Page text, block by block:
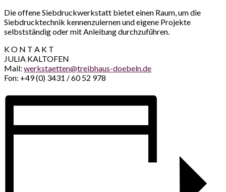
Die offene Siebdruckwerkstatt bietet einen Raum, um die
Siebdrucktechnik kennenzulernen und eigene Projekte
selbstständig oder mit Anleitung durchzuführen.
K O N T A K T
JULIA KALTOFEN
Mail: werkstaetten@treibhaus-doebeln.de
Fon: +49 (0) 3431 / 60 52 978